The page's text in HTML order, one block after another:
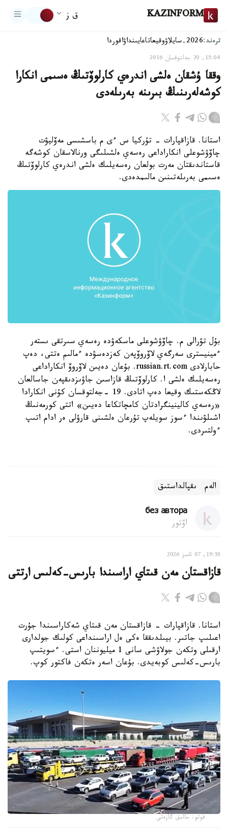
KAZINFORM ق ز
ترەند:2026-سايلاۋ وقيعاتاعايىنداۋاقوردا
15:04, 20 جەلتوقسان 2016
وققا ۇشقان ەلشى اندرەي كارلوۆتىڭ ەسىمى انكارا
كوشەلەرىنىڭ بىرىنە بەرىلەدى
استانا. قازاقپارات - تۇركيا س ءى م باسشىسى مەۆليۋت
چاۆۋشوعلى انكاراداعى رەسەي ەلشىلىگى ورنالاسقان كوشەگە
قاستاندىقتان مەرت بولعان رەسەيلىك ەلشى اندرەي كارلوۆتىڭ
ەسىمى بەرىلەتىنىن مالىمدەدى.
بۇل تۋرالى م. چاۆۋشوعلى ماسكەۋدە رەسەي سىرتقى ىستەر
ءمينيسترى سەرگەي لاۆروۆپەن كەزدەسۋدە ءمالىم ەتتى، دەپ
حابارلادى russian.rt.com. بۇعان دەيىن لاۆروۆ انكاراداعى
رەسەيلىك ەلشى ا. كارلوۆتىڭ قازاسىن جاۋىزدىقپەن جاسالعان
لاڭكەستىك وقيعا دەپ اتادى. 19 -جەلتوقسان كۇنى انكارادا
«رەسەي كالينينگرادتان كامچاتكاعا دەيىن» اتتى كورمەنىڭ
اشىلۋىندا ءسوز سويلەپ تۇرعان ەلشىنى قارۋلى ەر ادام اتىپ
ءولتىردى.
الەم ىقپالداستىق
без автора
اۆتور
19:55, 07 تامىز 2026
قازاقستان مەن قىتاي اراسىندا بارىس-كەلىس ارتتى
استانا. قازاقپارات - قازاقستان مەن قىتاي شەكاراسىندا جۇرت
اعىلىپ جاتىر. بيىلدىققا ەكى ەل اراسىنداعى كولىك جولدارى
ارقىلى وتكەن جولاۋشى سانى 1 ميليوننان استى. ءسويتىپ
بارىس-كەلىس كوبەيدى. بۇعان اسەر ەتكەن فاكتور كوپ.
فوتو: حالىق گازەتى